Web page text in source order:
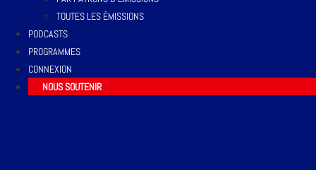
TOUTES LES ÉMISSIONS
PODCASTS
PROGRAMMES
CONNEXION
NOUS SOUTENIR